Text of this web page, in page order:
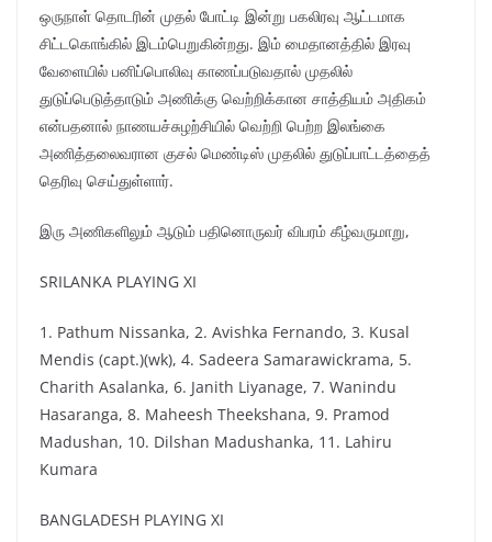
ஒருநாள் தொடரின் முதல் போட்டி இன்று பகலிரவு ஆட்டமாக
சிட்டகொங்கில் இடம்பெறுகின்றது. இம் மைதானத்தில் இரவு
வேளையில் பனிப்பொலிவு காணப்படுவதால் முதலில்
துடுப்பெடுத்தாடும் அணிக்கு வெற்றிக்கான சாத்தியம் அதிகம்
என்பதனால் நாணயச்சுழற்சியில் வெற்றி பெற்ற இலங்கை
அணித்தலைவரான குசல் மெண்டிஸ் முதலில் துடுப்பாட்டத்தைத்
தெரிவு செய்துள்ளார்.
இரு அணிகளிலும் ஆடும் பதினொருவர் விபரம் கீழ்வருமாறு,
SRILANKA PLAYING XI
1. Pathum Nissanka, 2. Avishka Fernando, 3. Kusal
Mendis (capt.)(wk), 4. Sadeera Samarawickrama, 5.
Charith Asalanka, 6. Janith Liyanage, 7. Wanindu
Hasaranga, 8. Maheesh Theekshana, 9. Pramod
Madushan, 10. Dilshan Madushanka, 11. Lahiru
Kumara
BANGLADESH PLAYING XI